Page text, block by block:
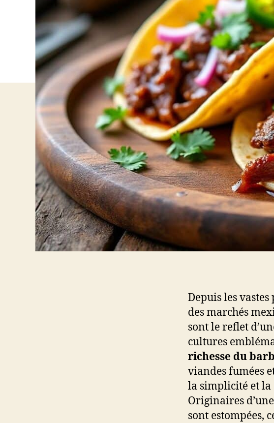
Depuis les
des marchés
sont le reflet
cultures
richesse du
viandes fumées
la simplicité et
Originaires
sont estompées,